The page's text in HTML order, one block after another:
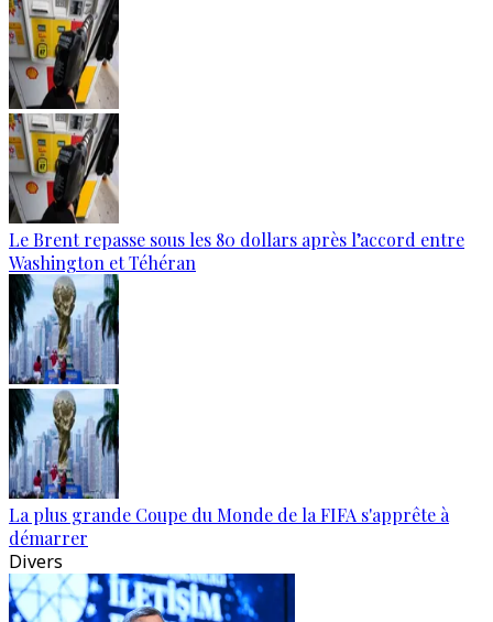
Le Brent repasse sous les 80 dollars après l’accord entre
Washington et Téhéran
La plus grande Coupe du Monde de la FIFA s'apprête à
démarrer
Divers